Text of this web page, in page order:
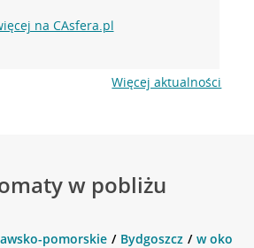
na CAsfera.pl
Więcej aktualności
w pobliżu
pomorskie Bydgoszcz w